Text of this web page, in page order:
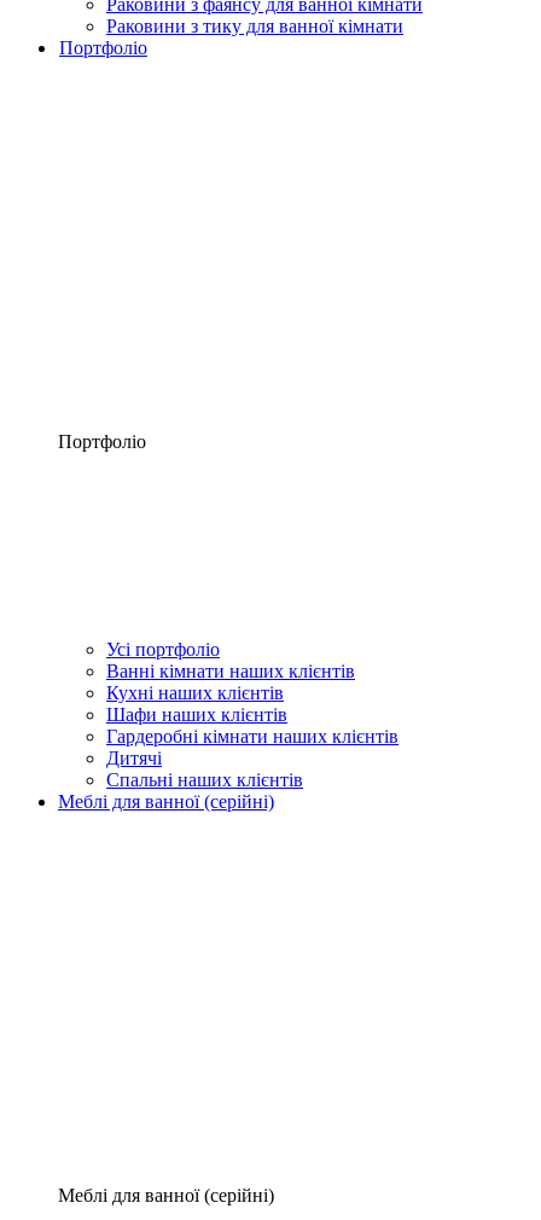
Раковини з фаянсу для ванної кімнати
Раковини з тику для ванної кімнати
Портфоліо
Портфоліо
Усі портфоліо
Ванні кімнати наших клієнтів
Кухні наших клієнтів
Шафи наших клієнтів
Гардеробні кімнати наших клієнтів
Дитячі
Спальні наших клієнтів
Меблі для ванної (серійні)
Меблі для ванної (серійні)